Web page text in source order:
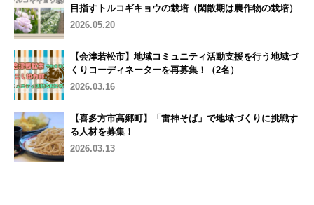
目指すトルコギキョウの栽培（閑散期は農作物の栽培）
2026.05.20
【会津若松市】地域コミュニティ活動支援を行う地域づ
くりコーディネーターを再募集！（2名）
2026.03.16
【喜多方市高郷町】「雷神そば」で地域づくりに挑戦す
る人材を募集！
2026.03.13